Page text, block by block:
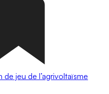
jeu de l’agrivoltaïsme